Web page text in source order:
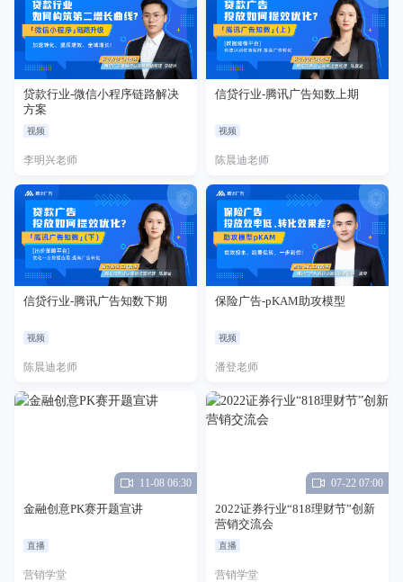
贷款行业-微信小程序链路解决
方案
视频
李明兴老师
信贷行业-腾讯广告知数上期
视频
陈晨迪老师
信贷行业-腾讯广告知数下期
视频
陈晨迪老师
保险广告-pKAM助攻模型
视频
潘登老师
11-08 06:30
金融创意PK赛开题宣讲
直播
营销学堂
07-22 07:00
2022证券行业“818理财节”创新
营销交流会
直播
营销学堂